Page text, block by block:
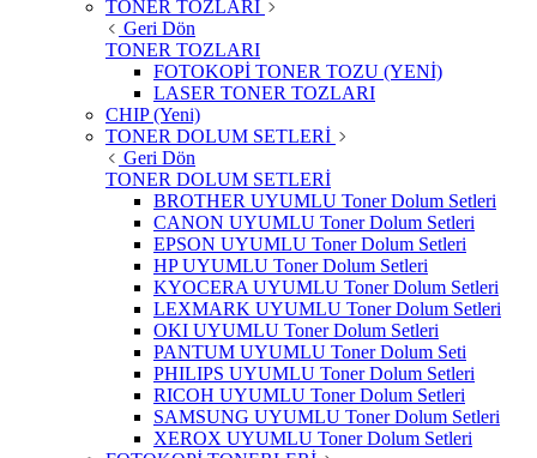
TONER TOZLARI
Geri Dön
TONER TOZLARI
FOTOKOPİ TONER TOZU (YENİ)
LASER TONER TOZLARI
CHIP (Yeni)
TONER DOLUM SETLERİ
Geri Dön
TONER DOLUM SETLERİ
BROTHER UYUMLU Toner Dolum Setleri
CANON UYUMLU Toner Dolum Setleri
EPSON UYUMLU Toner Dolum Setleri
HP UYUMLU Toner Dolum Setleri
KYOCERA UYUMLU Toner Dolum Setleri
LEXMARK UYUMLU Toner Dolum Setleri
OKI UYUMLU Toner Dolum Setleri
PANTUM UYUMLU Toner Dolum Seti
PHILIPS UYUMLU Toner Dolum Setleri
RICOH UYUMLU Toner Dolum Setleri
SAMSUNG UYUMLU Toner Dolum Setleri
XEROX UYUMLU Toner Dolum Setleri